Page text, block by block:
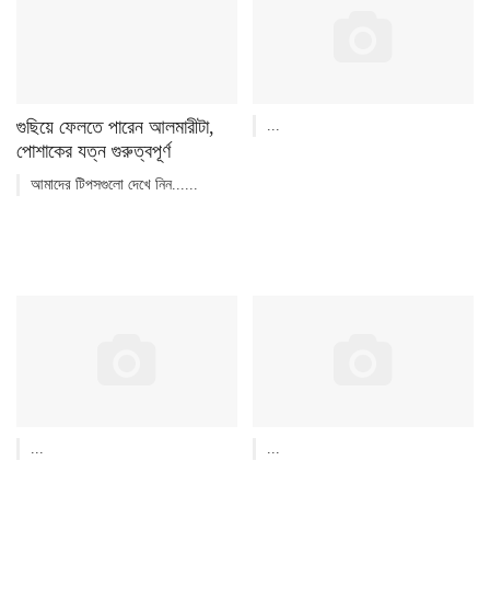
গুছিয়ে ফেলতে পারেন আলমারীটা,
পোশাকের যত্ন গুরুত্বপূর্ণ
আমাদের টিপসগুলো দেখে নিন......
...
... ...